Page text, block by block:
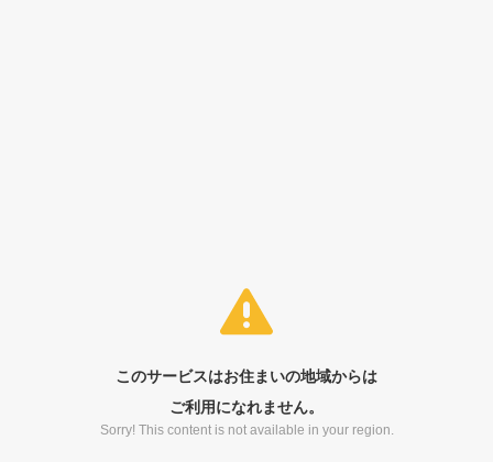
このサービスはお住まいの地域からは
ご利用になれません。
Sorry! This content is not available in your region.